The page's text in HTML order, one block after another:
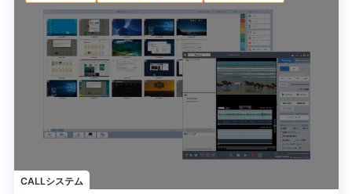
CALLシステム